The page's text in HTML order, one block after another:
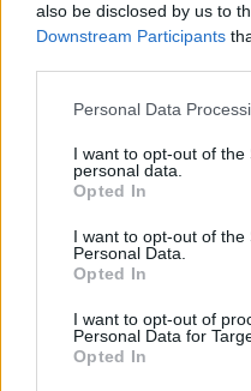
also be disclosed by us to
Downstream Participants
Personal Data
I want to opt-out of the
personal data.
Opted In
I want to opt-out of the
Personal Data.
Opted In
I want to opt-out of
Personal Data for
Opted In
– από την Κ.Ο. “ΝΕΑ
1. Αθανασίου
2. Βλάχος Γεώργιος
4. Καιρίδης Δημήτριος
5. Καππάτος Παναγής
6. Καράογλου
7. Κεφαλογιάννης
8. Κτιστάκης Ελευθέριος
9. Κωνσταντινίδης
10. Κωτσός Γεώργιος